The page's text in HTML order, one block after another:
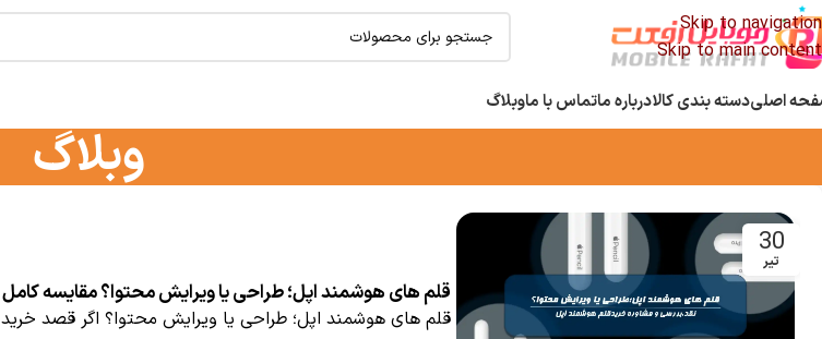
Skip to navigation
Skip to main content
اصلیدسته بندی کالادرباره ماتماس با ماوبلاگ
وبلاگ
30
تیر
قلم های هوشمند اپل؛ طراحی یا ویرایش محتوا؟ مقایسه کامل Apple Pencil 1، 2، USB-C و Pro
قلم های هوشمند اپل؛ طراحی یا ویرایش محتوا؟ اگر قصد خرید Apple Pencil را دارید، احتمالاً با چهار مدل...